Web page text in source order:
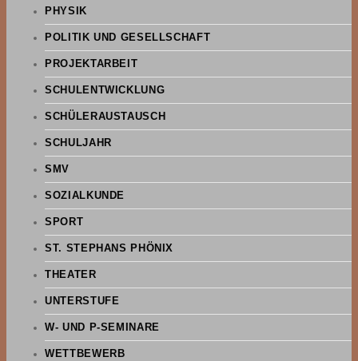
PHYSIK
POLITIK UND GESELLSCHAFT
PROJEKTARBEIT
SCHULENTWICKLUNG
SCHÜLERAUSTAUSCH
SCHULJAHR
SMV
SOZIALKUNDE
SPORT
ST. STEPHANS PHÖNIX
THEATER
UNTERSTUFE
W- UND P-SEMINARE
WETTBEWERB